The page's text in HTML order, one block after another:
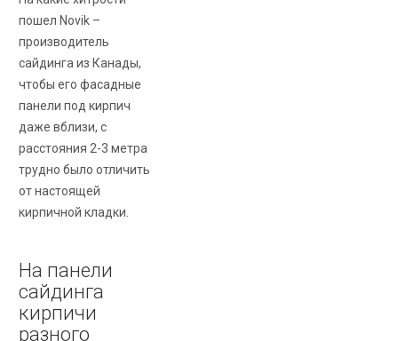
пошел Novik –
производитель
сайдинга из Канады,
чтобы его фасадные
панели под кирпич
даже вблизи, с
расстояния 2-3 метра
трудно было отличить
от настоящей
кирпичной кладки.
На панели
сайдинга
кирпичи
разного